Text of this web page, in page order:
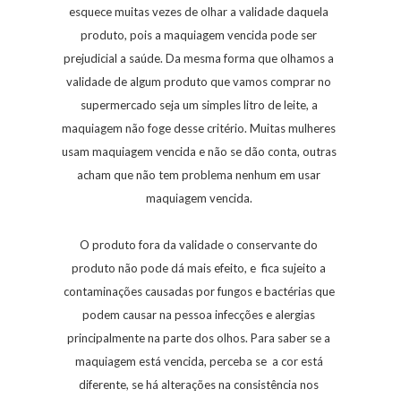
esquece muitas vezes de olhar a validade daquela
produto, pois a maquiagem vencida pode ser
prejudicial a saúde. Da mesma forma que olhamos a
validade de algum produto que vamos comprar no
supermercado seja um simples litro de leite, a
maquiagem não foge desse critério. Muitas mulheres
usam maquiagem vencida e não se dão conta, outras
acham que não tem problema nenhum em usar
maquiagem vencida.
O produto fora da validade o conservante do
produto não pode dá mais efeito, e fica sujeito a
contaminações causadas por fungos e bactérias que
podem causar na pessoa infecções e alergias
principalmente na parte dos olhos. Para saber se a
maquiagem está vencida, perceba se a cor está
diferente, se há alterações na consistência nos